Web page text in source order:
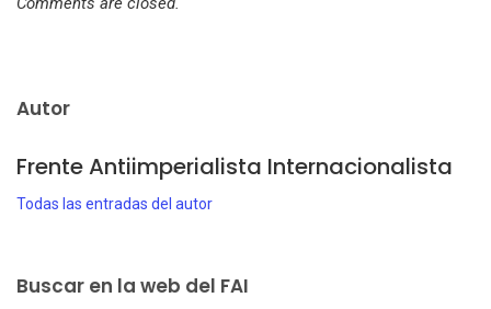
Autor
Frente Antiimperialista Internacionalista
Todas las entradas del autor
Buscar en la web del FAI